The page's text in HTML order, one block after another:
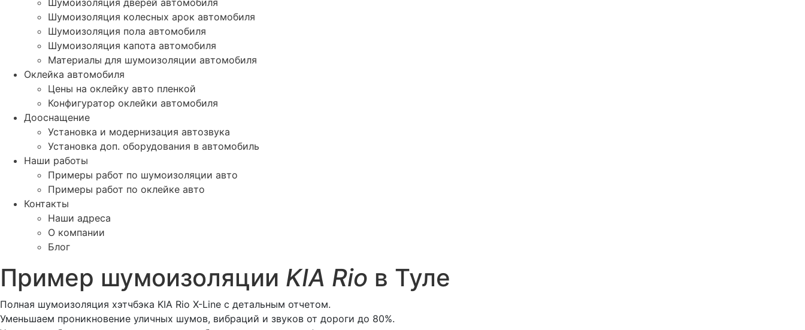
Шумоизоляция колесных арок автомобиля
Шумоизоляция пола автомобиля
Шумоизоляция капота автомобиля
Материалы для шумоизоляции автомобиля
Оклейка автомобиля
Цены на оклейку авто пленкой
Конфигуратор оклейки автомобиля
Дооснащение
Установка и модернизация автозвука
Установка доп. оборудования в автомобиль
Наши работы
Примеры работ по шумоизоляции авто
Примеры работ по оклейке авто
Контакты
Наши адреса
О компании
Блог
Пример шумоизоляции KIA Rio в Туле
Полная шумоизоляция хэтчбэка KIA Rio X-Line с детальным отчетом.
Уменьшаем проникновение уличных шумов, вибраций и звуков от дороги до 80%.